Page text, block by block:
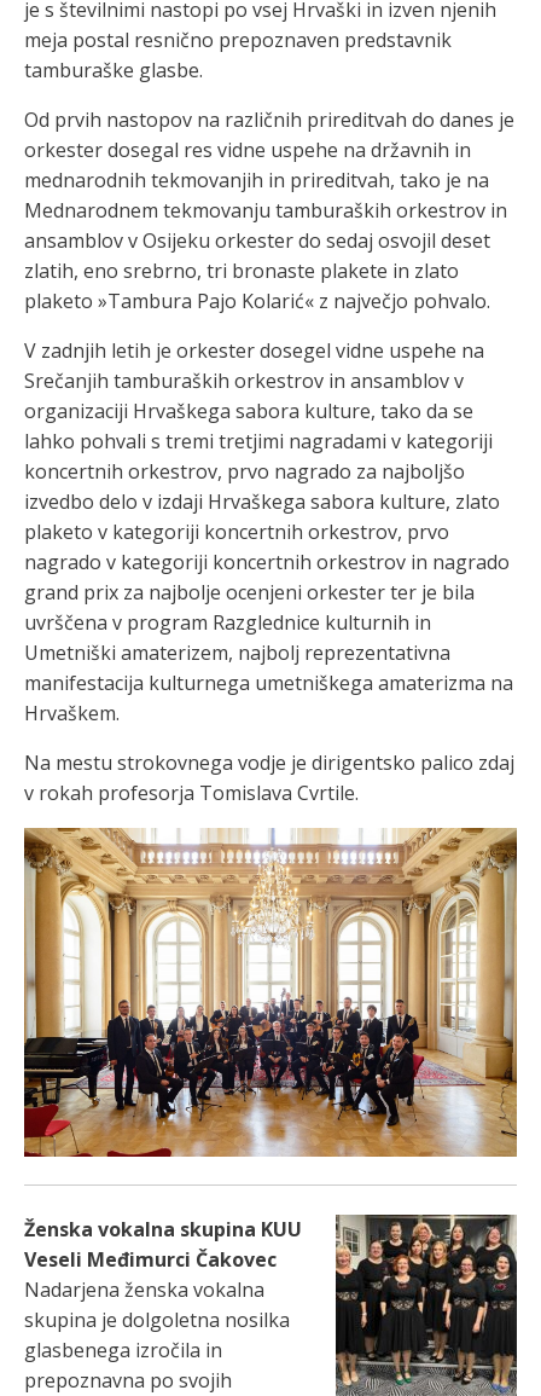
je s številnimi nastopi po vsej Hrvaški in izven njenih
meja postal resnično prepoznaven predstavnik
tamburaške glasbe.
Od prvih nastopov na različnih prireditvah do danes je
orkester dosegal res vidne uspehe na državnih in
mednarodnih tekmovanjih in prireditvah, tako je na
Mednarodnem tekmovanju tamburaških orkestrov in
ansamblov v Osijeku orkester do sedaj osvojil deset
zlatih, eno srebrno, tri bronaste plakete in zlato
plaketo »Tambura Pajo Kolarić« z največjo pohvalo.
V zadnjih letih je orkester dosegel vidne uspehe na
Srečanjih tamburaških orkestrov in ansamblov v
organizaciji Hrvaškega sabora kulture, tako da se
lahko pohvali s tremi tretjimi nagradami v kategoriji
koncertnih orkestrov, prvo nagrado za najboljšo
izvedbo delo v izdaji Hrvaškega sabora kulture, zlato
plaketo v kategoriji koncertnih orkestrov, prvo
nagrado v kategoriji koncertnih orkestrov in nagrado
grand prix za najbolje ocenjeni orkester ter je bila
uvrščena v program Razglednice kulturnih in
Umetniški amaterizem, najbolj reprezentativna
manifestacija kulturnega umetniškega amaterizma na
Hrvaškem.
Na mestu strokovnega vodje je dirigentsko palico zdaj
v rokah profesorja Tomislava Cvrtile.
Ženska vokalna skupina KUU
Veseli Međimurci Čakovec
Nadarjena ženska vokalna
skupina je dolgoletna nosilka
glasbenega izročila in
prepoznavna po svojih